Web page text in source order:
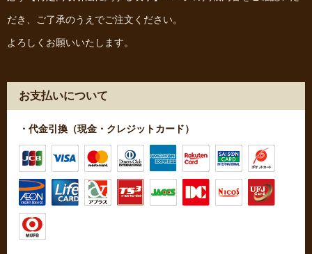
だき、ご了承のうえでご注文ください。
よろしくお願いいたします。
お支払いについて
・代金引換（現金・クレジットカード）